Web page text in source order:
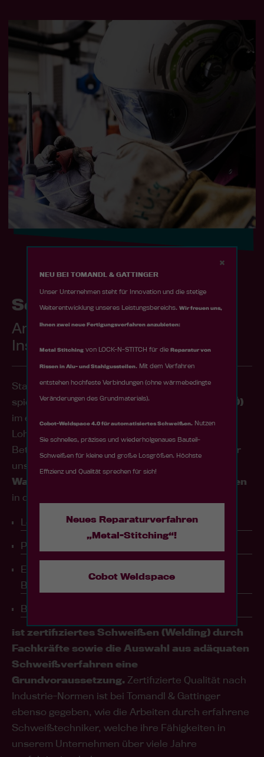
Schweißtechnik für die
Anlagen-Reparatur und
Instandhaltung
Starke Spezialisierung aufSchweißtechnik
spielt fürTomandl & Gattinger aus Regau (OÖ)
im eigenen Industrieanlagenbau und der
Lohnfertigung ebenso eine Rolle, wie in der
Betreuung unserer Kunden aus der Industrie. Für
unseren renommierten
Wartungsservice für große Industrieanlagen
in der
Lebensmittelindustrie
Papier-, Zellstoff-, Glas- und Holzindustrie
Energieerzeugung (Wasserkraft, Öl, Gas und
Biomasse)
Baustoff- und Recycling-Industrie
ist zertifiziertes Schweißen (Welding) durch
Fachkräfte sowie die Auswahl aus adäquaten
Schweißverfahren eine
Grundvoraussetzung. Zertifizierte Qualität nach
Industrie-Normen ist bei Tomandl & Gattinger
ebenso gegeben, wie die Arbeiten durch erfahrene
Schweißtechniker, welche ihre Fähigkeiten in
unserem Unternehmen über viele Jahre
NEU BEI TOMANDL & GATTINGER
Unser Unternehmen steht für Innovation und die stetige
Weiterentwicklung unseres Leistungsbereichs. Wir freuen uns,
Ihnen zwei neue Fertigungsverfahren anzubieten:
Metal Stitchingvon LOCK-N-STITCH für die Reparatur von
Rissen in Alu- und Stahlgussteilen. Mit dem Verfahren
entstehen hochfeste Verbindungen (ohne wärmebedingte
Veränderungen des Grundmaterials).
Cobot-Weldspace 4.0 für automatisiertes Schweißen.Nutzen
Sie schnelles, präzises und wiederholgenaues Bauteil-
Schweißen für kleine und große Losgrößen. Höchste
Effizienz und Qualität sprechen für sich!
Neues Reparaturverfahren
„Metal-Stitching“!
Cobot Weldspace